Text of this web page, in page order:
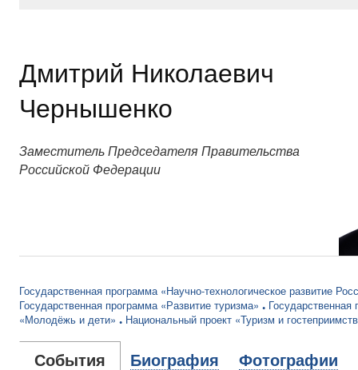
Дмитрий Николаевич
Чернышенко
Заместитель Председателя Правительства
Российской Федерации
Государственная программа «Научно-технологическое развитие
Государственная программа «Развитие туризма»
«Молодёжь и дети»
Национальный проект «Туризм и
События Биография Фотографии